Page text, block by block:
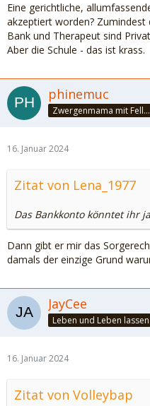
Eine gerichtliche,
akzeptiert worden? Zumindest
Bank und Therapeut sind
Aber die Schule - das ist krass.
phinemuc
Zwergenmama mit Fellnasen
16. Januar 2024
Zitat von Lena_1977
Das Bankkonto könntet ihr
Dann gibt er mir das
damals der einzige Grund
JayCee
Leben und Leben lassen
16. Januar 2024
Zitat von Volleybap